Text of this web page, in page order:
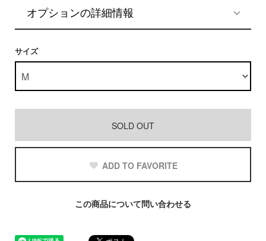
オプションの詳細情報
サイズ
SOLD OUT
ADD TO FAVORITE
この商品について問い合わせる